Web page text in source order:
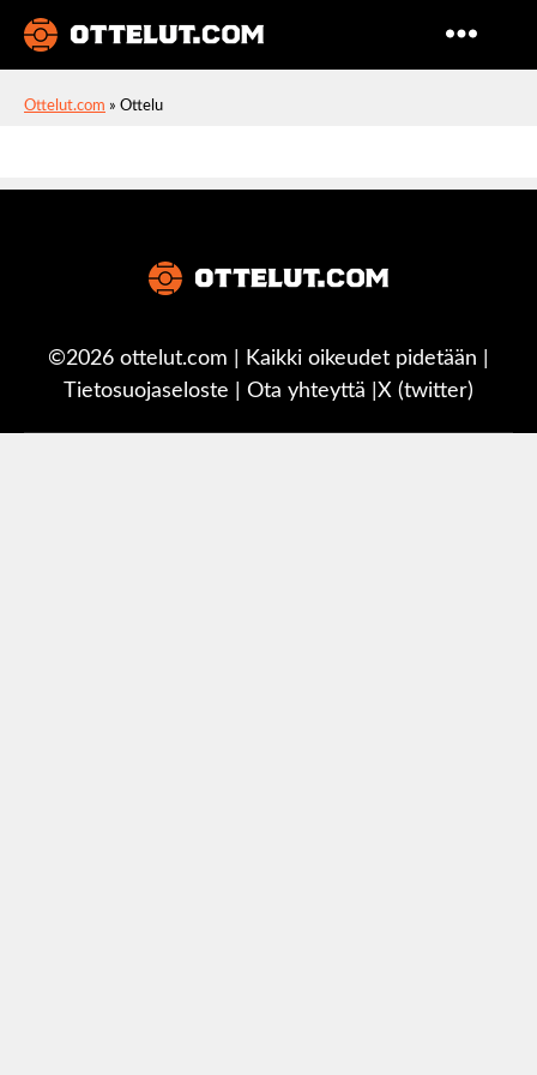
Ottelut.com » Ottelu
©2026 ottelut.com | Kaikki oikeudet pidetään |
Tietosuojaseloste
Ota yhteyttä X (twitter)